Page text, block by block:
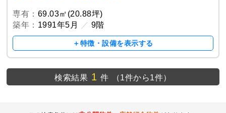
専有： 69.03㎡(20.88坪)
築年： 1991年5月 ／ 9階
＋特徴・設備を表示する
検索結果 1 件 （1件から1件）